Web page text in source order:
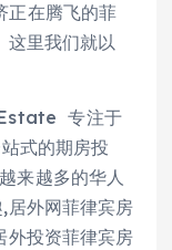
正在腾飞的菲
里我们就以
专注于
式的期房投
来越多的华人
居外网菲律宾房
外投资菲律宾房